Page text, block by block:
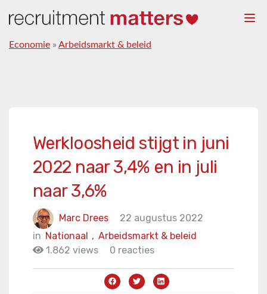
Economie » Arbeidsmarkt & beleid
Werkloosheid stijgt in juni
2022 naar 3,4% en in juli
naar 3,6%
Marc Drees
22 augustus 2022
in
Arbeidsmarkt & beleid
Nationaal ,
1.862 views
0 reacties